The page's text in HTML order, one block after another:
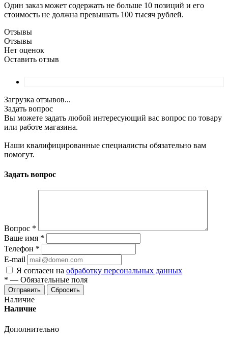
Один заказ может содержать не больше 10 позиций и его
стоимость не должна превышать 100 тысяч рублей.
Отзывы
Отзывы
Нет оценок
Оставить отзыв
Загрузка отзывов...
Задать вопрос
Вы можете задать любой интересующий вас вопрос по товару
или работе магазина.
Наши квалифицированные специалисты обязательно вам
помогут.
Задать вопрос
Вопрос *
Ваше имя *
Телефон *
E-mail
Я согласен на обработку персональных данных
* — Обязательные поля
Отправить Сбросить
Наличие
Наличие
Дополнительно